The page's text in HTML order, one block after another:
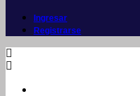
Ingresar
Registrarse